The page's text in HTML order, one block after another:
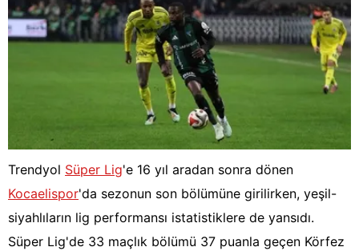
Trendyol Süper Lig'e 16 yıl aradan sonra dönen
Kocaelispor'da sezonun son bölümüne girilirken, yeşil-
siyahlıların lig performansı istatistiklere de yansıdı.
Süper Lig'de 33 maçlık bölümü 37 puanla geçen Körfez